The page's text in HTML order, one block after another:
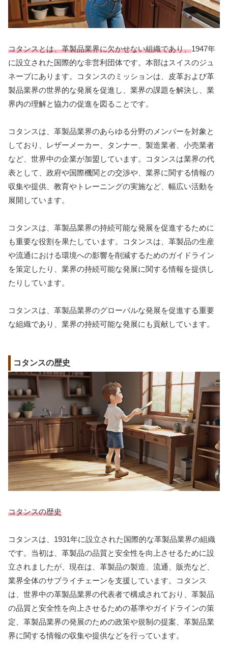
コタンスとは、革製品業界に欠かせない組織であり、1947年
に設立された国際的な非営利団体です。本部はスイスのジュ
ネーブにあります。コタンスのミッションは、皮革および革
製品業界の世界的な発展を促進し、業界の課題を解決し、業
界内の理解と協力の促進を図ることです。
コタンスは、革製品業界のあらゆる分野のメンバーを対象と
しており、レザーメーカー、タンナー、製造業者、小売業者
など、世界中の企業が加盟しています。コタンスは業界の代
表として、政府や国際機関との交渉や、業界に関する情報の
収集や提供、教育やトレーニングの実施など、幅広い活動を
展開しています。
コタンスは、革製品業界の持続可能な発展を促進するために
も重要な役割を果たしています。コタンスは、革製品の生産
や流通における環境への影響を削減するためのガイドライン
を策定したり、業界の持続可能な発展に関する情報を提供し
たりしています。
コタンスは、革製品業界のグローバルな発展を促進する重要
な組織であり、業界の持続可能な発展にも貢献しています。
コタンスの歴史
コタンスの歴史
コタンスは、1931年に設立された国際的な革製品業界の組織
です。当初は、革製品の品質と安全性を向上させるために設
立されましたが、現在は、革製品の製造、流通、販売など、
業界全体のサプライチェーンを支援しています。コタンス
は、世界中の革製品業界の代表者で構成されており、革製品
の品質と安全性を向上させるための基準やガイドラインの策
定、革製品業界の発展のための政策や規制の提案、革製品業
界に関する情報の収集や提供などを行っています。